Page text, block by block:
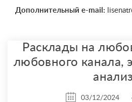
Дополнительный e-mail:
Расклады на
любовного канала,
анализ
03/12/2024